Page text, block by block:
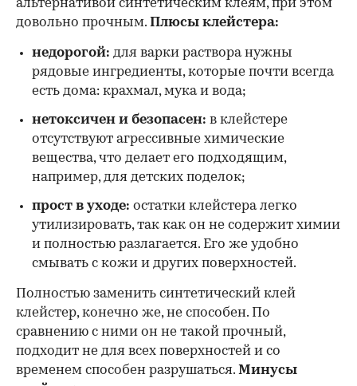
альтернативой синтетическим клеям, при этом
довольно прочным. Плюсы клейстера:
недорогой: для варки раствора нужны
рядовые ингредиенты, которые почти всегда
есть дома: крахмал, мука и вода;
нетоксичен и безопасен: в клейстере
отсутствуют агрессивные химические
вещества, что делает его подходящим,
например, для детских поделок;
прост в уходе: остатки клейстера легко
утилизировать, так как он не содержит химии
и полностью разлагается. Его же удобно
смывать с кожи и других поверхностей.
Полностью заменить синтетический клей
клейстер, конечно же, не способен. По
сравнению с ними он не такой прочный,
подходит не для всех поверхностей и со
временем способен разрушаться. Минусы